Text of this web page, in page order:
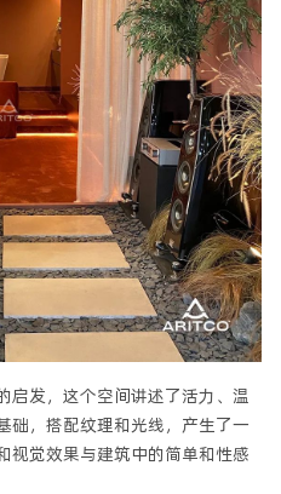
启发，这个空间讲述了活力、温
础，搭配纹理和光线，产生了一
视觉效果与建筑中的简单和性感